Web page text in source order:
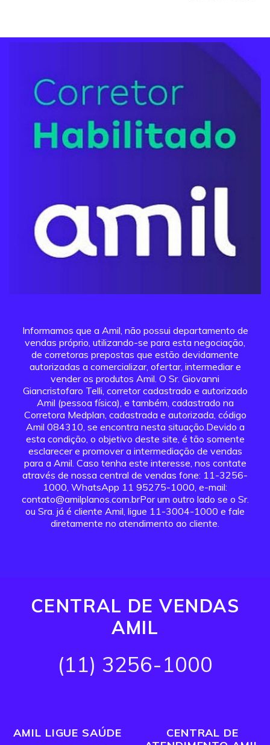
Informamos que a Amil, não possui departamento de
vendas próprio, utilizando-se para esta negociação,
de corretoras prepostas que estão devidamente
autorizadas a comercializar, ofertar, intermediar e
vender os produtos Amil. O Sr. Giovanni
Giancristofaro Telli, corretor cadastrado e autorizado
Amil (pessoa física), e também, cadastrado na
Corretora Medplan, cadastrada e autorizada, código
Amil 084310, se encontra nesta situação.Devido a
esta condição, o objetivo deste site, é tão somente
esclarecer e promover a intermediação de vendas
para a Amil. Caso tenha este interesse, nos contate
através de nossa central de vendas fone: 11-3256-
1000, WhatsApp 11 95275-1000, e-mail:
contato@amilplanos.com.brPor um outro lado se o Sr.
ou Sra. já é cliente Amil, ligue 11-3004-1000 e fale
diretamente no atendimento ao cliente.
CENTRAL DE VENDAS
AMIL
(11) 3256-1000
AMIL LIGUE SAÚDE
CENTRAL DE